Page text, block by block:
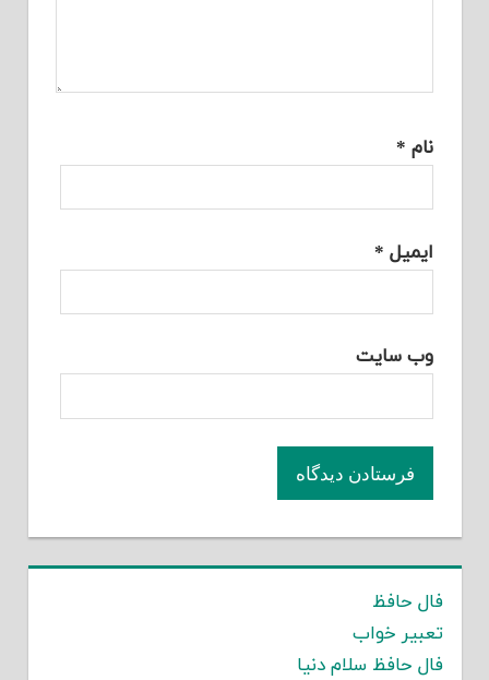
نام *
ایمیل *
وب‌ سایت
فال حافظ
تعبیر خواب
فال حافظ سلام دنیا